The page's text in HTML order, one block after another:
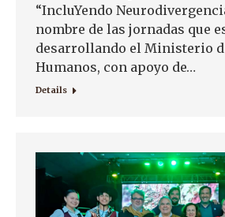
“IncluYendo
nombre de las jornadas que
desarrollando el Ministerio
Humanos, con apoyo de…
Details